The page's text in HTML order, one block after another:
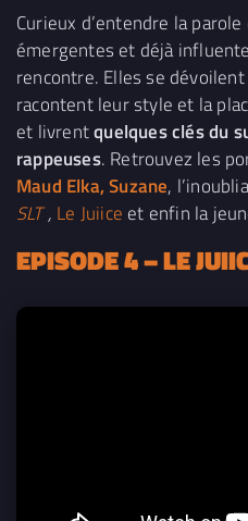
Curieux d’entendre la
émergentes et déjà
rencontre. Elles se
racontent leur style et la
et livrentquelques clés du
rappeuses. Retrouvez les
Maud Elka, Suzane,
SLT, Le Juiice et enfin la
EPISODE 4 – LE